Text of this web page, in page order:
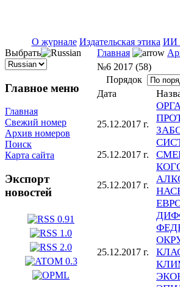
О журнале Издательская этика ИИ
Выбрать
Главное меню
Главная
Свежий номер
Архив номеров
Поиск
Карта сайта
Экспорт
новостей
Главная
№6 2017 (58)
Порядок
Дата
25.12.2017 г.
25.12.2017 г.
25.12.2017 г.
25.12.2017 г.